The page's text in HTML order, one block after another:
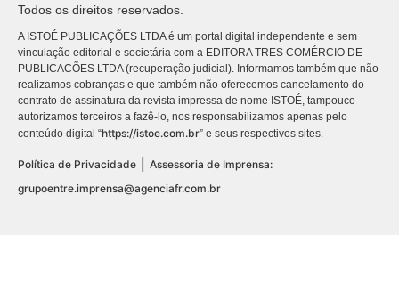
Todos os direitos reservados.
A ISTOÉ PUBLICAÇÕES LTDA é um portal digital independente e sem
vinculação editorial e societária com a EDITORA TRES COMÉRCIO DE
PUBLICACÕES LTDA (recuperação judicial). Informamos também que não
realizamos cobranças e que também não oferecemos cancelamento do
contrato de assinatura da revista impressa de nome ISTOÉ, tampouco
autorizamos terceiros a fazê-lo, nos responsabilizamos apenas pelo
conteúdo digital “https://istoe.com.br” e seus respectivos sites.
Política de Privacidade
Assessoria de Imprensa:
grupoentre.imprensa@agenciafr.com.br